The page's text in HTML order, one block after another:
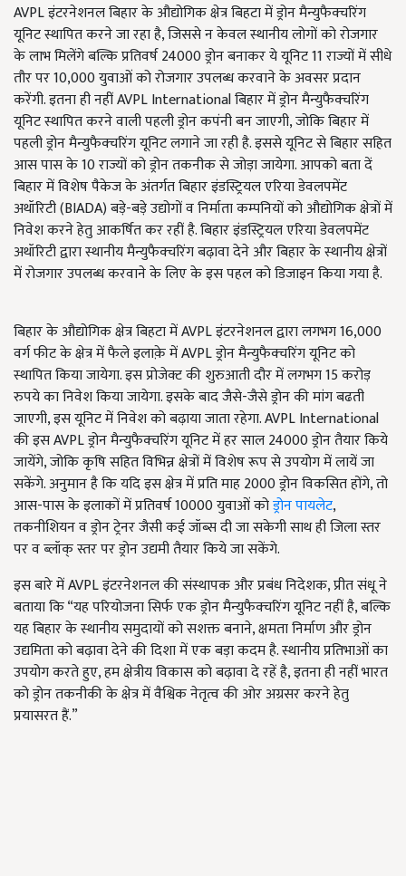
AVPL इंटरनेशनल बिहार के औद्योगिक क्षेत्र बिहटा में ड्रोन मैन्युफैक्चरिंग
यूनिट स्थापित करने जा रहा है, जिससे न केवल स्थानीय लोगों को रोजगार
के लाभ मिलेंगे बल्कि प्रतिवर्ष 24000 ड्रोन बनाकर ये यूनिट 11 राज्यों में सीधे
तौर पर 10,000 युवाओं को रोजगार उपलब्ध करवाने के अवसर प्रदान
करेंगी. इतना ही नहीं AVPL International बिहार में ड्रोन मैन्युफैक्चरिंग
यूनिट स्थापित करने वाली पहली ड्रोन कपंनी बन जाएगी, जोकि बिहार में
पहली ड्रोन मैन्युफैक्चरिंग यूनिट लगाने जा रही है. इससे यूनिट से बिहार सहित
आस पास के 10 राज्यों को ड्रोन तकनीक से जोड़ा जायेगा. आपको बता दें
बिहार में विशेष पैकेज के अंतर्गत बिहार इंडस्ट्रियल एरिया डेवलपमेंट
अथॉरिटी (BIADA) बड़े-बड़े उद्योगों व निर्माता कम्पनियों को औद्योगिक क्षेत्रों में
निवेश करने हेतु आकर्षित कर रहीं है. बिहार इंडस्ट्रियल एरिया डेवलपमेंट
अथॉरिटी द्वारा स्थानीय मैन्युफैक्चरिंग बढ़ावा देने और बिहार के स्थानीय क्षेत्रों
में रोजगार उपलब्ध करवाने के लिए के इस पहल को डिजाइन किया गया है.
बिहार के औद्योगिक क्षेत्र बिहटा में AVPL इंटरनेशनल द्वारा लगभग 16,000
वर्ग फीट के क्षेत्र में फैले इलाक़े में AVPL ड्रोन मैन्युफैक्चरिंग यूनिट को
स्थापित किया जायेगा. इस प्रोजेक्ट की शुरुआती दौर में लगभग 15 करोड़
रुपये का निवेश किया जायेगा. इसके बाद जैसे-जैसे ड्रोन की मांग बढती
जाएगी, इस यूनिट में निवेश को बढ़ाया जाता रहेगा. AVPL International
की इस AVPL ड्रोन मैन्युफैक्चरिंग यूनिट में हर साल 24000 ड्रोन तैयार किये
जायेंगे, जोकि कृषि सहित विभिन्न क्षेत्रों में विशेष रूप से उपयोग में लायें जा
सकेंगे. अनुमान है कि यदि इस क्षेत्र में प्रति माह 2000 ड्रोन विकसित होंगे, तो
आस-पास के इलाकों में प्रतिवर्ष 10000 युवाओं कोड्रोन पायलेट,
तकनीशियन व ड्रोन ट्रेनर जैसी कई जॉब्स दी जा सकेगी साथ ही जिला स्तर
पर व ब्लॉक् स्तर पर ड्रोन उद्यमी तैयार किये जा सकेंगे.
इस बारे में AVPL इंटरनेशनल की संस्थापक और प्रबंध निदेशक, प्रीत संधू ने
बताया कि “यह परियोजना सिर्फ एक ड्रोन मैन्युफैक्चरिंग यूनिट नहीं है, बल्कि
यह बिहार के स्थानीय समुदायों को सशक्त बनाने, क्षमता निर्माण और ड्रोन
उद्यमिता को बढ़ावा देने की दिशा में एक बड़ा कदम है. स्थानीय प्रतिभाओं का
उपयोग करते हुए, हम क्षेत्रीय विकास को बढ़ावा दे रहें है, इतना ही नहीं भारत
को ड्रोन तकनीकी के क्षेत्र में वैश्विक नेतृत्व की ओर अग्रसर करने हेतु
प्रयासरत हैं.”